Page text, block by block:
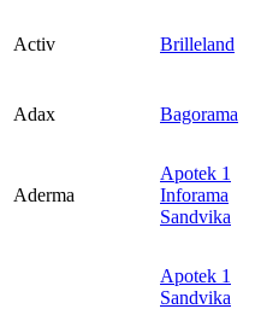
Activ Brilleland
Adax Bagorama
Aderma
Apotek 1
Inforama
Sandvika
Apotek 1
Sandvika